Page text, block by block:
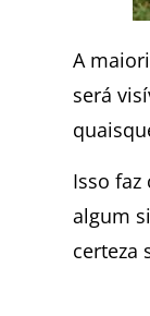
A
será
Isso
algum
certeza